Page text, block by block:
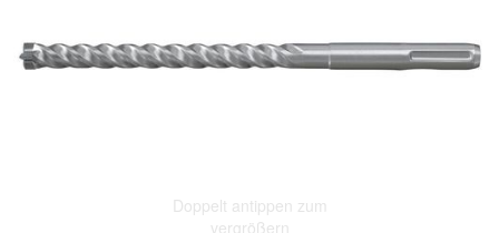
Doppelt antippen zum
vergrößern